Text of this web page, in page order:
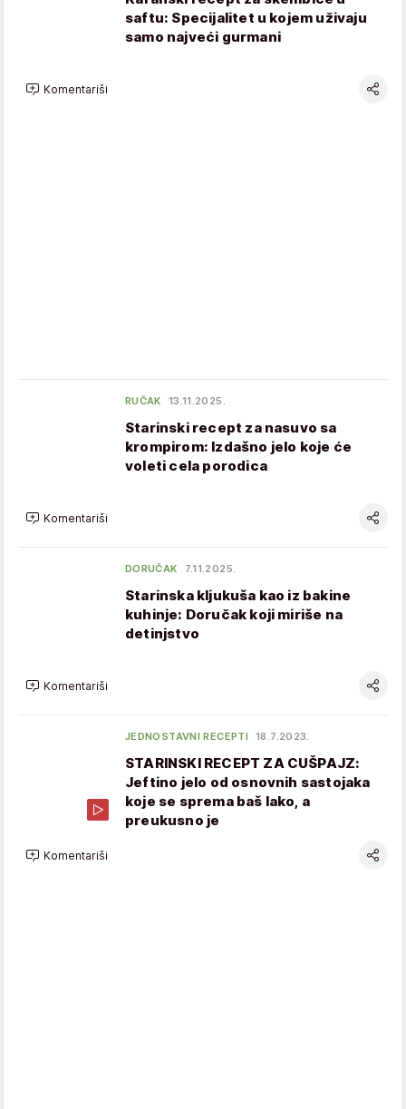
saftu: Specijalitet u kojem uživaju
samo najveći gurmani
Komentariši
RUČAK 13.11.2025.
Starinski recept za nasuvo sa
krompirom: Izdašno jelo koje će
voleti cela porodica
Komentariši
DORUČAK 7.11.2025.
Starinska kljukuša kao iz bakine
kuhinje: Doručak koji miriše na
detinjstvo
Komentariši
JEDNOSTAVNI RECEPTI 18.7.2023.
STARINSKI RECEPT ZA CUŠPAJZ:
Jeftino jelo od osnovnih sastojaka
koje se sprema baš lako, a
preukusno je
Komentariši